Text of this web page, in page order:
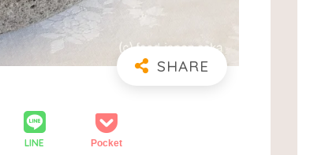
LINE Pocket